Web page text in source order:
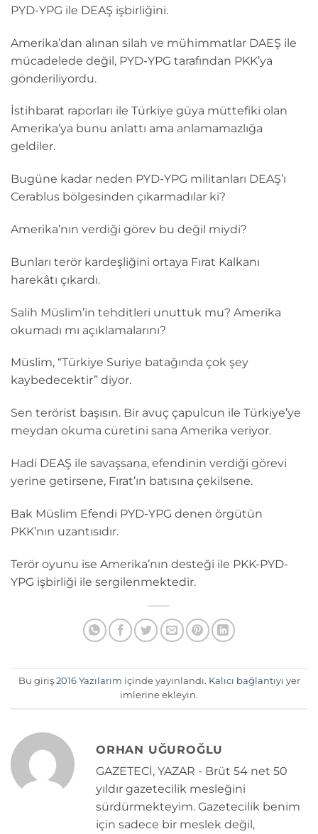
PYD-YPG ile DEAŞ işbirliğini.
Amerika’dan alınan silah ve mühimmatlar DAEŞ ile
mücadelede değil, PYD-YPG tarafından PKK’ya
gönderiliyordu.
İstihbarat raporları ile Türkiye güya müttefiki olan
Amerika’ya bunu anlattı ama anlamamazlığa
geldiler.
Bugüne kadar neden PYD-YPG militanları DEAŞ’ı
Cerablus bölgesinden çıkarmadılar ki?
Amerika’nın verdiği görev bu değil miydi?
Bunları terör kardeşliğini ortaya Fırat Kalkanı
harekâtı çıkardı.
Salih Müslim’in tehditleri unuttuk mu? Amerika
okumadı mı açıklamalarını?
Müslim, “Türkiye Suriye batağında çok şey
kaybedecektir” diyor.
Sen terörist başısın. Bir avuç çapulcun ile Türkiye’ye
meydan okuma cüretini sana Amerika veriyor.
Hadi DEAŞ ile savaşsana, efendinin verdiği görevi
yerine getirsene, Fırat’ın batısına çekilsene.
Bak Müslim Efendi PYD-YPG denen örgütün
PKK’nın uzantısıdır.
Terör oyunu ise Amerika’nın desteği ile PKK-PYD-
YPG işbirliği ile sergilenmektedir.
Bu giriş 2016 Yazılarım içinde yayınlandı. Kalıcı bağlantıyı yer
imlerine ekleyin.
ORHAN UĞUROĞLU
GAZETECİ, YAZAR - Brüt 54 net 50
yıldır gazetecilik mesleğini
sürdürmekteyim. Gazetecilik benim
için sadece bir meslek değil,